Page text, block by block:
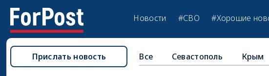
Новости #СВО #Хорошие
Все Севастополь Крым
Прислать новость